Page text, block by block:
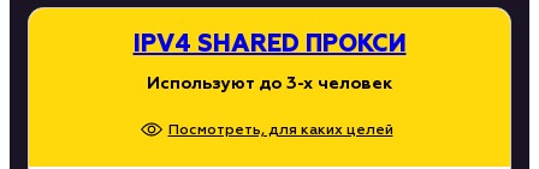
IPV4 SHARED ПРОКСИ
Используют до 3-х человек
Посмотреть, для каких целей